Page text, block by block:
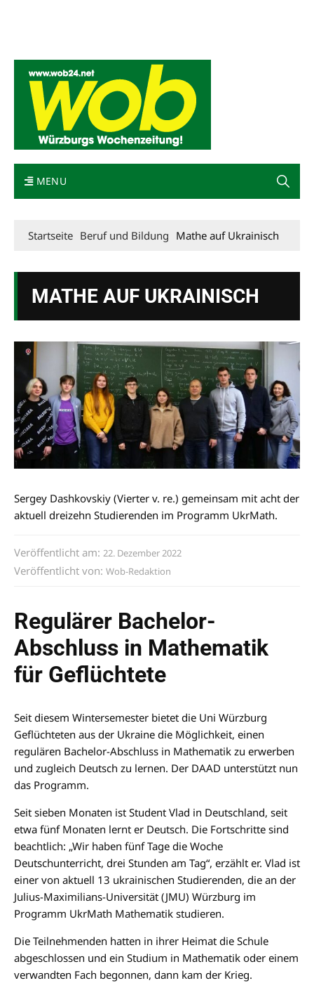
MENU
Startseite Beruf und Bildung Mathe auf Ukrainisch
MATHE AUF UKRAINISCH
Sergey Dashkovskiy (Vierter v. re.) gemeinsam mit acht der
aktuell dreizehn Studierenden im Programm UkrMath.
Veröffentlicht am: 22. Dezember 2022
Veröffentlicht von: Wob-Redaktion
Regulärer Bachelor-
Abschluss in Mathematik
für Geflüchtete
Seit diesem Wintersemester bietet die Uni Würzburg
Geflüchteten aus der Ukraine die Möglichkeit, einen
regulären Bachelor-Abschluss in Mathematik zu erwerben
und zugleich Deutsch zu lernen. Der DAAD unterstützt nun
das Programm.
Seit sieben Monaten ist Student Vlad in Deutschland, seit
etwa fünf Monaten lernt er Deutsch. Die Fortschritte sind
beachtlich: „Wir haben fünf Tage die Woche
Deutschunterricht, drei Stunden am Tag“, erzählt er. Vlad ist
einer von aktuell 13 ukrainischen Studierenden, die an der
Julius-Maximilians-Universität (JMU) Würzburg im
Programm UkrMath Mathematik studieren.
Die Teilnehmenden hatten in ihrer Heimat die Schule
abgeschlossen und ein Studium in Mathematik oder einem
verwandten Fach begonnen, dann kam der Krieg.